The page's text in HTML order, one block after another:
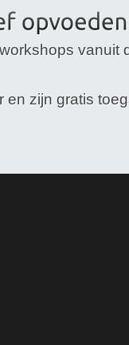
vanuit
en zijn gratis